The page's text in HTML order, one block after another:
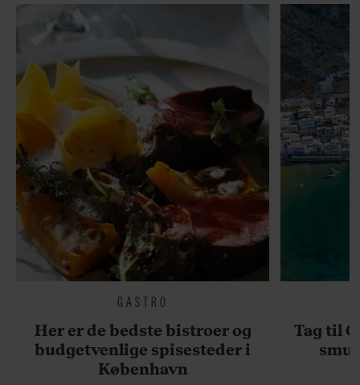
GASTRO
Her er de bedste bistroer og
budgetvenlige spisesteder i
København
Tag til